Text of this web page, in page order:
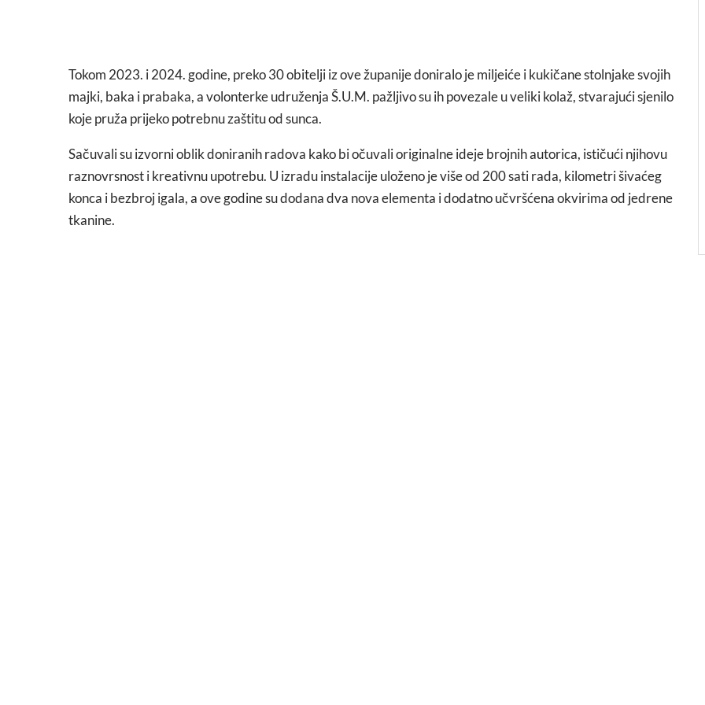
Tokom 2023. i 2024. godine, preko 30 obitelji iz ove županije doniralo je miljeiće i kukičane stolnjake svojih
majki, baka i prabaka, a volonterke udruženja Š.U.M. pažljivo su ih povezale u veliki kolaž, stvarajući sjenilo
koje pruža prijeko potrebnu zaštitu od sunca.
Sačuvali su izvorni oblik doniranih radova kako bi očuvali originalne ideje brojnih autorica, ističući njihovu
raznovrsnost i kreativnu upotrebu. U izradu instalacije uloženo je više od 200 sati rada, kilometri šivaćeg
konca i bezbroj igala, a ove godine su dodana dva nova elementa i dodatno učvršćena okvirima od jedrene
tkanine.